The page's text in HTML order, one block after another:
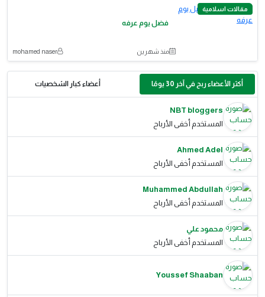
مقالات اسلامية
فضل يوم عرفه
منذ شهرين mohamed naser
أكثر الأعضاء ربح في آخر 30 يومًا أعضاء كبار الشخصيات
NBT bloggers
المستخدم أخفى الأرباح
Ahmed Adel
المستخدم أخفى الأرباح
Muhammed Abdullah
المستخدم أخفى الأرباح
محمود علي
المستخدم أخفى الأرباح
Youssef Shaaban